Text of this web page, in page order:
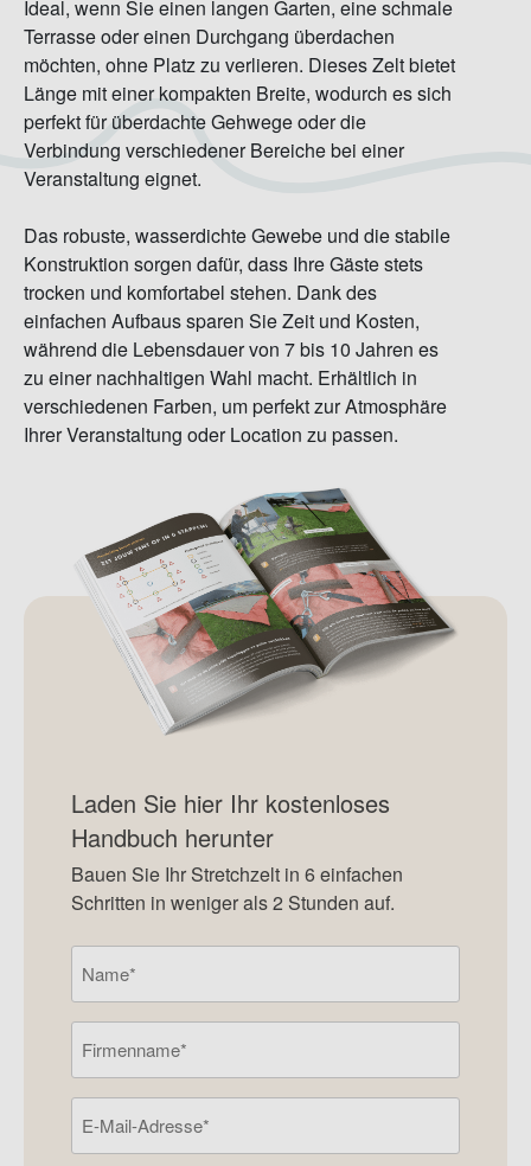
Ideal, wenn Sie einen langen Garten, eine schmale
Terrasse oder einen Durchgang überdachen
möchten, ohne Platz zu verlieren. Dieses Zelt bietet
Länge mit einer kompakten Breite, wodurch es sich
perfekt für überdachte Gehwege oder die
Verbindung verschiedener Bereiche bei einer
Veranstaltung eignet.
Das robuste, wasserdichte Gewebe und die stabile
Konstruktion sorgen dafür, dass Ihre Gäste stets
trocken und komfortabel stehen. Dank des
einfachen Aufbaus sparen Sie Zeit und Kosten,
während die Lebensdauer von 7 bis 10 Jahren es
zu einer nachhaltigen Wahl macht. Erhältlich in
verschiedenen Farben, um perfekt zur Atmosphäre
Ihrer Veranstaltung oder Location zu passen.
Laden Sie hier Ihr kostenloses
Handbuch herunter
Bauen Sie Ihr Stretchzelt in 6 einfachen
Schritten in weniger als 2 Stunden auf.
Mail-